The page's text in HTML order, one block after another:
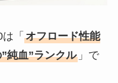
「 オフロード性能
純血”ランクル」で